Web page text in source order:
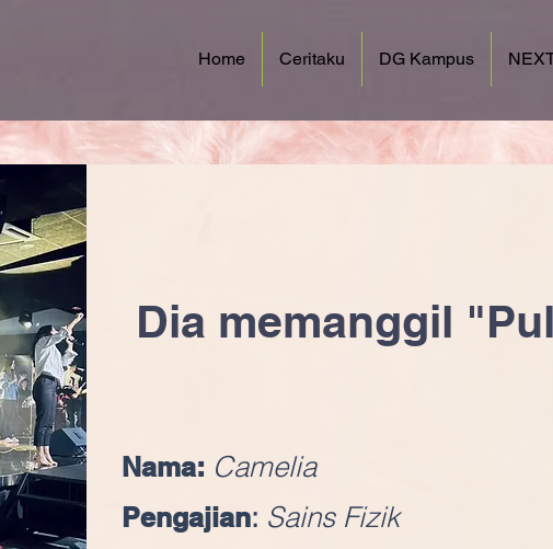
Home Ceritaku DG Kampus
Dia memanggil
Nama: Camelia
Pengajian: Sains Fizik